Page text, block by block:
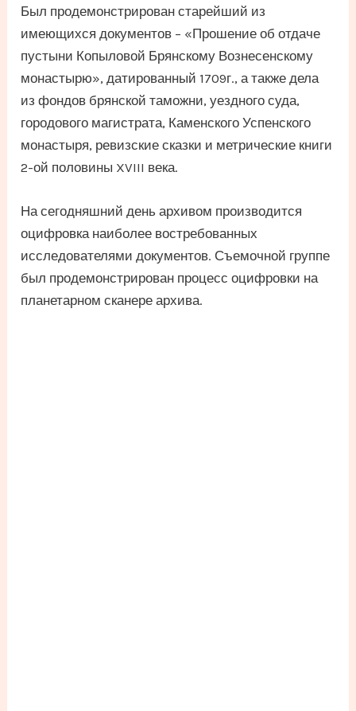
Был продемонстрирован старейший из
имеющихся документов – «Прошение об отдаче
пустыни Копыловой Брянскому Вознесенскому
монастырю», датированный 1709г., а также дела
из фондов брянской таможни, уездного суда,
городового магистрата, Каменского Успенского
монастыря, ревизские сказки и метрические книги
2-ой половины XVIII века.
На сегодняшний день архивом производится
оцифровка наиболее востребованных
исследователями документов. Съемочной группе
был продемонстрирован процесс оцифровки на
планетарном сканере архива.